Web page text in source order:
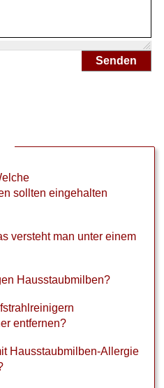
Senden
sollten eingehalten
versteht man unter einem
Hausstaubmilben?
entfernen?
Hausstaubmilben-Allergie